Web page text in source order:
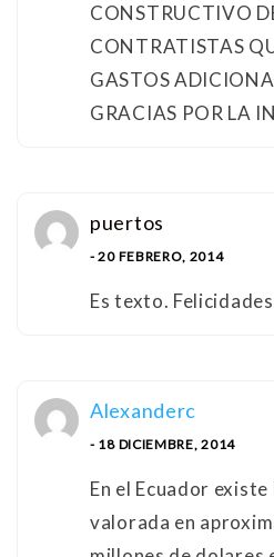
CONSTRUCTIVO
CONTRATISTAS
GASTOS
GRACIAS POR LA
puertos
- 20 FEBRERO, 2014
Es texto.
Alexanderc
- 18 DICIEMBRE, 2014
En el Ecuador
valorada en